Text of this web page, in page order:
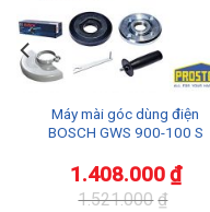
Máy mài góc dùng điện
BOSCH GWS 900-100 S
1.521.000 ₫
1.408.000₫